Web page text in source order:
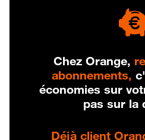
Chez Orange,
abonnements,
économies sur
pas sur la
Déjà client